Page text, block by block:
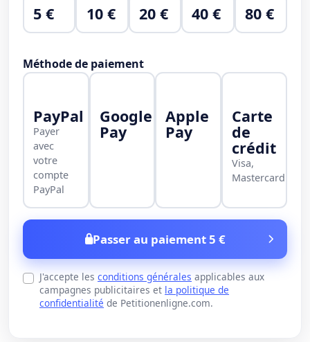
5 € 10 € 20 € 40 € 80 €
Méthode de paiement
PayPal
Payer
avec
votre
compte
PayPal
Google
Pay
Apple
Pay
Carte
de
crédit
Visa,
Mastercard
Passer au paiement 5 €
J'accepte les conditions générales applicables aux
campagnes publicitaires et la politique de
confidentialité de Petitionenligne.com.